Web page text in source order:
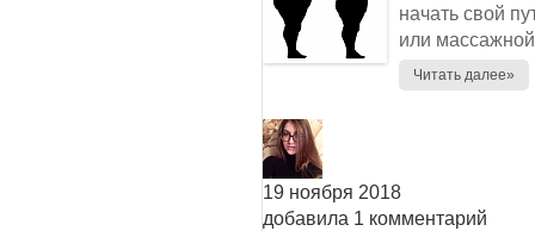
начать свой
или
Читать далее»
19 ноября 2018
добавила 1 комментарий